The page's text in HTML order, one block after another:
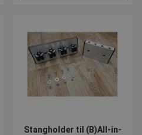
Stangholder til (B)All-in-